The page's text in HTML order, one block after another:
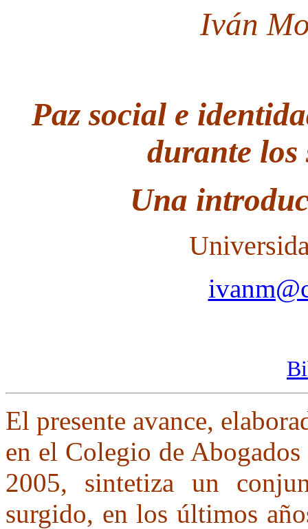
Iván
Paz social e
durante
Una
El presente avance,
en el Colegio de
2005, sintetiza un
surgido, en los últimos